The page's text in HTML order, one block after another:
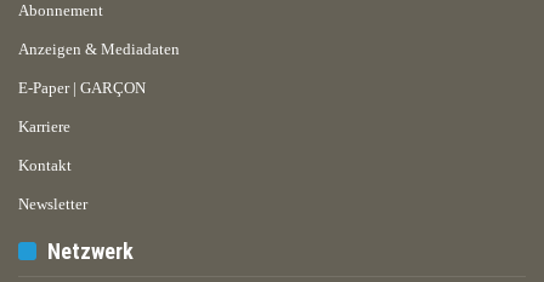
Abonnement
Anzeigen & Mediadaten
E-Paper | GARÇON
Karriere
Kontakt
Newsletter
Netzwerk